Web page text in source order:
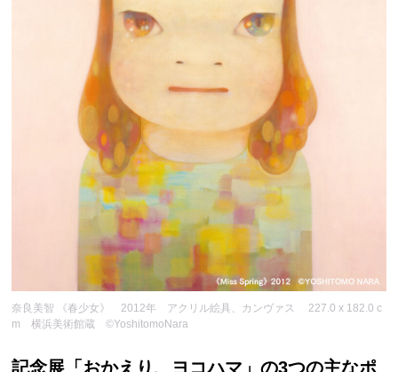
奈良美智 《春少女》 2012年 アクリル絵具、カンヴァス 227.0 x 182.0 c
m 横浜美術館蔵 ©YoshitomoNara
記念展「おかえり、ヨコハマ」の3つの主なポ